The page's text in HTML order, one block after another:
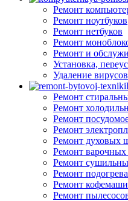
Ремонт
Ремонт ноутбуков
Ремонт нетбуков
Ремонт
Ремонт и
Установка,
Удаление вирусов
Ремонт
Ремонт
Ремонт
Ремонт
Ремонт духовых
Ремонт варочных
Ремонт
Ремонт
Ремонт
Ремонт